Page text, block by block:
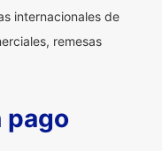
internacionales de
remesas
pago